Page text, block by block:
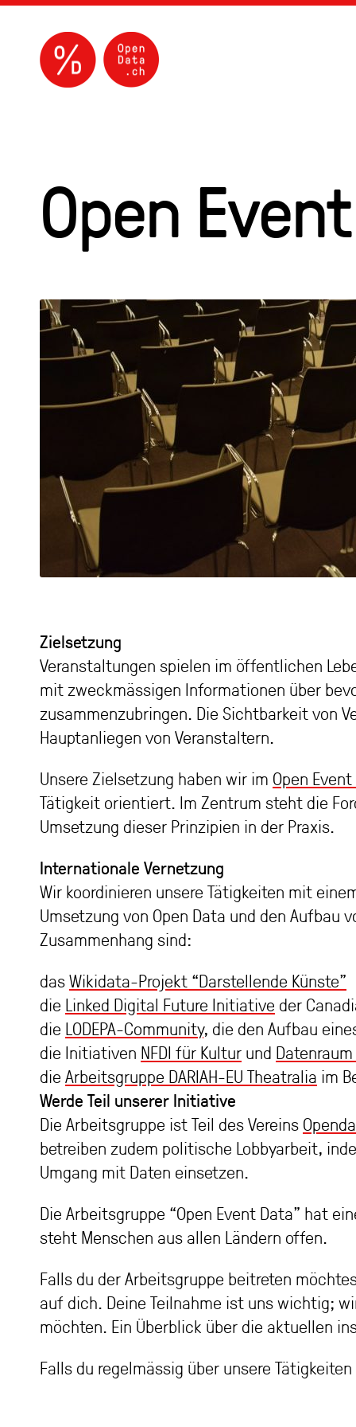
Open
Zielsetzung
Veranstaltungen spielen im öffentlichen
mit zweckmässigen Informationen über
zusammenzubringen. Die Sichtbarkeit von
Hauptanliegen von Veranstaltern.
Unsere Zielsetzung haben wir im Open
Tätigkeit orientiert. Im Zentrum steht die
Umsetzung dieser Prinzipien in der Praxis.
Internationale Vernetzung
Wir koordinieren unsere Tätigkeiten mit
Umsetzung von Open Data und den
Zusammenhang sind:
dasWikidata-Projekt “Darstellende Künste”
die Linked Digital Future Initiative der
die LODEPA-Community, die den Aufbau
die Initiativen NFDI für Kultur und
die Arbeitsgruppe DARIAH-EU Theatralia im
Werde Teil unserer Initiative
Die Arbeitsgruppe ist Teil des Vereins
betreiben zudem politische Lobbyarbeit,
Umgang mit Daten einsetzen.
Die Arbeitsgruppe “Open Event Data” hat
steht Menschen aus allen Ländern offen.
Falls du der Arbeitsgruppe beitreten
auf dich. Deine Teilnahme ist uns wichtig;
möchten. Ein Überblick über die aktuellen
Falls du regelmässig über unsere